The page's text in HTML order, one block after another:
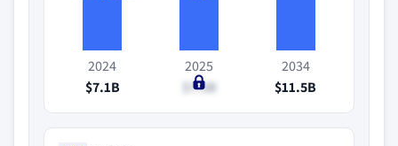
2024
$7.1B
2025
$7.5B
2034
$11.5B